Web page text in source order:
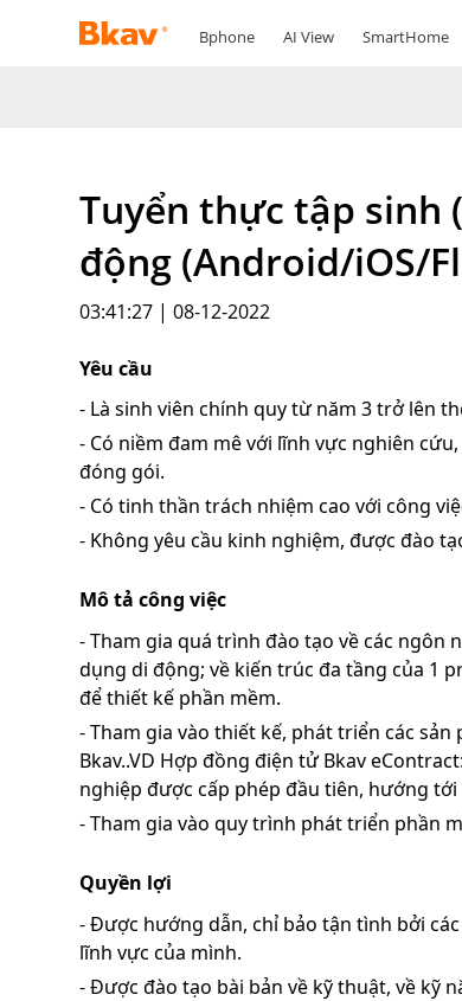
Bphone AI View SmartHome
Tuyển thực tập sinh
động (Android/iOS/
03:41:27 | 08-12-2022
Yêu cầu
- Là sinh viên chính quy từ năm 3 trở lên
- Có niềm đam mê với lĩnh vực nghiên
đóng gói.
- Có tinh thần trách nhiệm cao với công
- Không yêu cầu kinh nghiệm, được đào
Mô tả công việc
- Tham gia quá trình đào tạo về các ngôn
dụng di động; về kiến trúc đa tầng của 1
để thiết kế phần mềm.
-Tham gia vào thiết kế, phát triển các
Bkav..VD Hợp đồng điện tử Bkav
nghiệp được cấp phép đầu tiên, hướng
- Tham gia vào quy trình phát triển phần
Quyền lợi
- Được hướng dẫn, chỉ bảo tận tình bởi
lĩnh vực của mình.
- Được đào tạo bài bản về kỹ thuật, về kỹ